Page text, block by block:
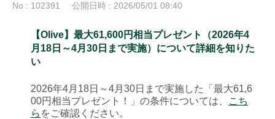
No : 102391 公開日時 : 2026/05/01 08:40
【Olive】最大61,600円相当プレゼント（2026年4
月18日～4月30日まで実施）について詳細を知りた
い
2026年4月18日～4月30日まで実施した「最大61,6
00円相当プレゼント！」の条件については、
こち
ら をご確認ください。